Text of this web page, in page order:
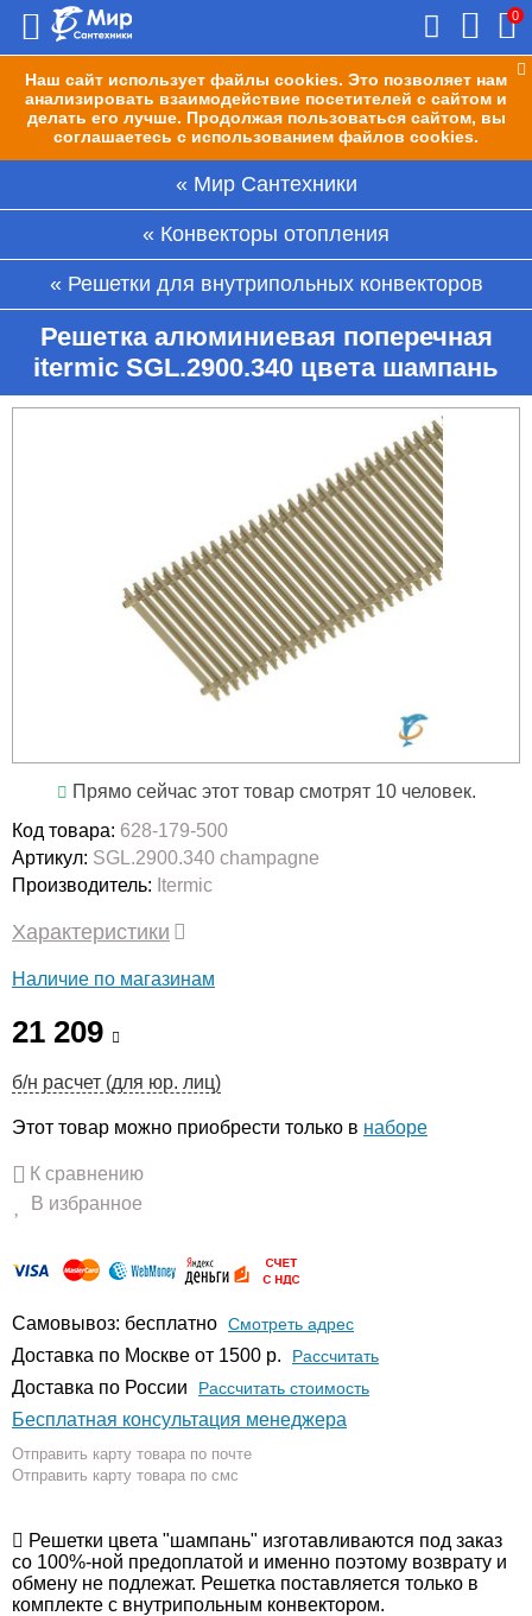
Наш сайт использует файлы cookies. Это позволяет нам
анализировать взаимодействие посетителей с сайтом и
делать его лучше. Продолжая пользоваться сайтом, вы
соглашаетесь с использованием файлов cookies.
0
Мир Сантехники
Конвекторы отопления
Решетки для внутрипольных конвекторов
Решетка алюминиевая поперечная
itermic SGL.2900.340 цвета шампань
Прямо сейчас этот товар смотрят 10 человек.
Код товара: 628-179-500
Артикул: SGL.2900.340 champagne
Производитель: Itermic
Характеристики
Наличие по магазинам
21 209
б/н расчет (для юр. лиц)
Этот товар можно приобрести только в наборе
К сравнению
В избранное
Самовывоз: бесплатно Смотреть адрес
Доставка по Москве от 1500 р. Расcчитать
Доставка по России Рассчитать стоимость
Бесплатная консультация менеджера
Отправить карту товара по почте
Отправить карту товара по смс
Решетки цвета "шампань" изготавливаются под заказ
со 100%-ной предоплатой и именно поэтому возврату и
обмену не подлежат. Решетка поставляется только в
комплекте с внутрипольным конвектором.